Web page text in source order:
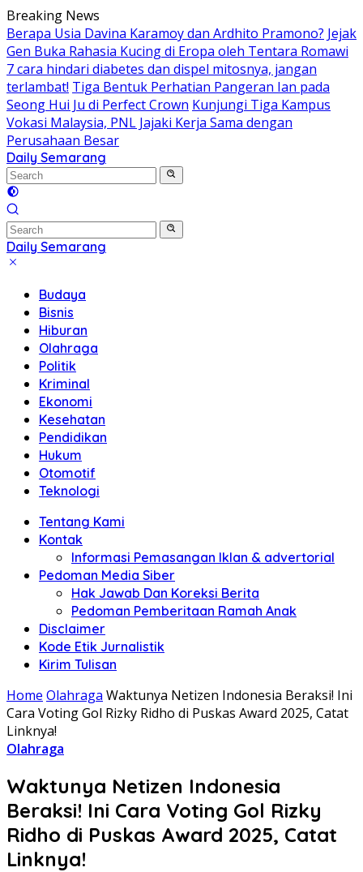
Skip
to
content
Breaking News
Berapa Usia Davina Karamoy dan Ardhito Pramono? Jejak
Gen Buka Rahasia Kucing di Eropa oleh Tentara Romawi
7 cara hindari diabetes dan dispel mitosnya, jangan
terlambat! Tiga Bentuk Perhatian Pangeran Ian pada
Seong Hui Ju di Perfect Crown Kunjungi Tiga Kampus
Vokasi Malaysia, PNL Jajaki Kerja Sama dengan
Perusahaan Besar
Daily Semarang
"Semarang
Hari
Ini:
Informasi
Terkini
untuk
Daily Semarang
"Semarang
Informasi
Terkini
untuk
Anda"
Budaya
Bisnis
Hiburan
Olahraga
Politik
Kriminal
Ekonomi
Kesehatan
Pendidikan
Hukum
Otomotif
Teknologi
Tentang Kami
Kontak
Informasi Pemasangan Iklan & advertorial
Pedoman Media Siber
Hak Jawab Dan Koreksi Berita
Pedoman Pemberitaan Ramah Anak
Disclaimer
Kode Etik Jurnalistik
Kirim Tulisan
Home Olahraga Waktunya Netizen Indonesia Beraksi! Ini
Cara Voting Gol Rizky Ridho di Puskas Award 2025, Catat
Linknya!
Olahraga
Waktunya Netizen Indonesia
Beraksi! Ini Cara Voting Gol Rizky
Ridho di Puskas Award 2025, Catat
Linknya!